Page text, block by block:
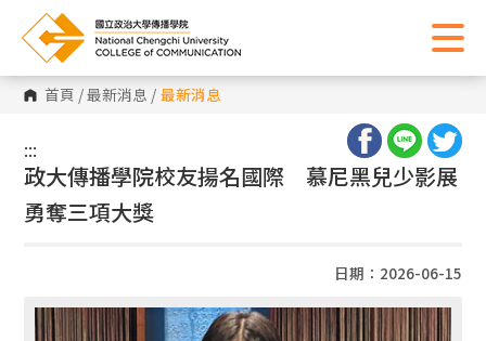
首頁 /最新消息 / 最新消息
:::
:::
政大傳播學院校友揚名國際 慕尼黑兒少影展
勇奪三項大獎
日期：2026-06-15